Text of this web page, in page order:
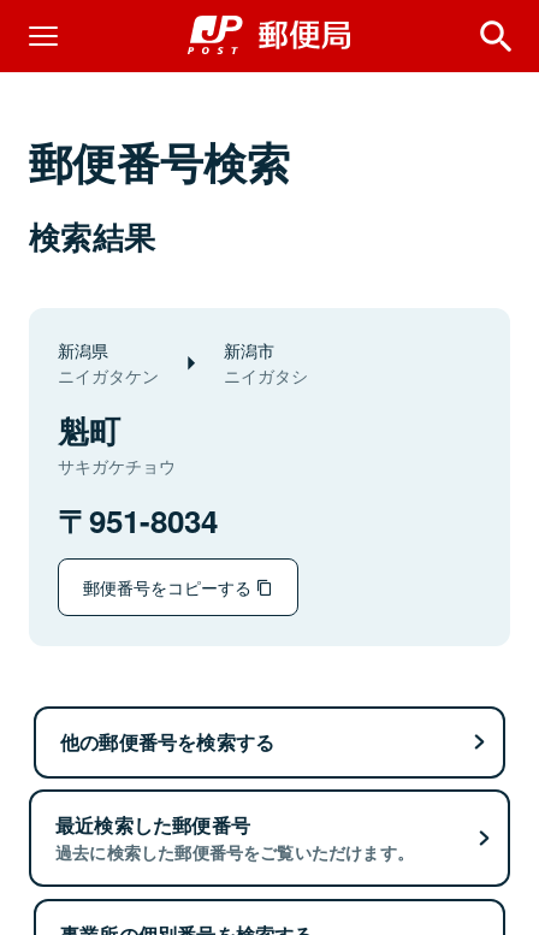
郵便番号検索
検索結果
新潟県
ニイガタケン
新潟市
ニイガタシ
魁町
サキガケチョウ
951-8034
郵便番号をコピーする
他の郵便番号を検索する
最近検索した郵便番号
過去に検索した郵便番号をご覧いただけます。